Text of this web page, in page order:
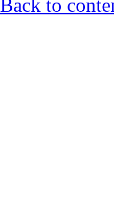
zdravstvu i
Back to